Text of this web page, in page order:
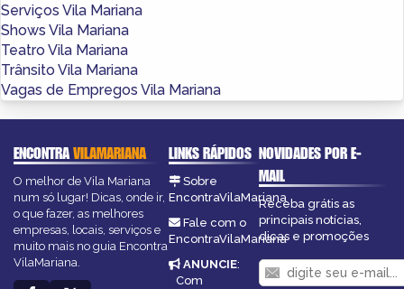
Serviços Vila Mariana
Shows Vila Mariana
Teatro Vila Mariana
Trânsito Vila Mariana
Vagas de Empregos Vila Mariana
ENCONTRAVILAMARIANA
O melhor de Vila Mariana
num só lugar! Dicas, onde ir,
o que fazer, as melhores
empresas, locais, serviços e
muito mais no guia Encontra
VilaMariana.
LINKS RÁPIDOS
Sobre
EncontraVilaMariana
Fale com o
EncontraVilaMariana
ANUNCIE:
Com
NOVIDADES POR E-
MAIL
Receba grátis as
principais notícias,
dicas e promoções